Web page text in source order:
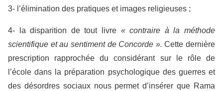
3- l’élimination des pratiques et images religieuses ;
4- la disparition de tout livre « contraire à la méthode
scientifique et au sentiment de Concorde ».Cette dernière
prescription rapprochée du considérant sur le rôle de
l’école dans la préparation psychologique des guerres et
des désordres sociaux nous permet d’insérer que Rama